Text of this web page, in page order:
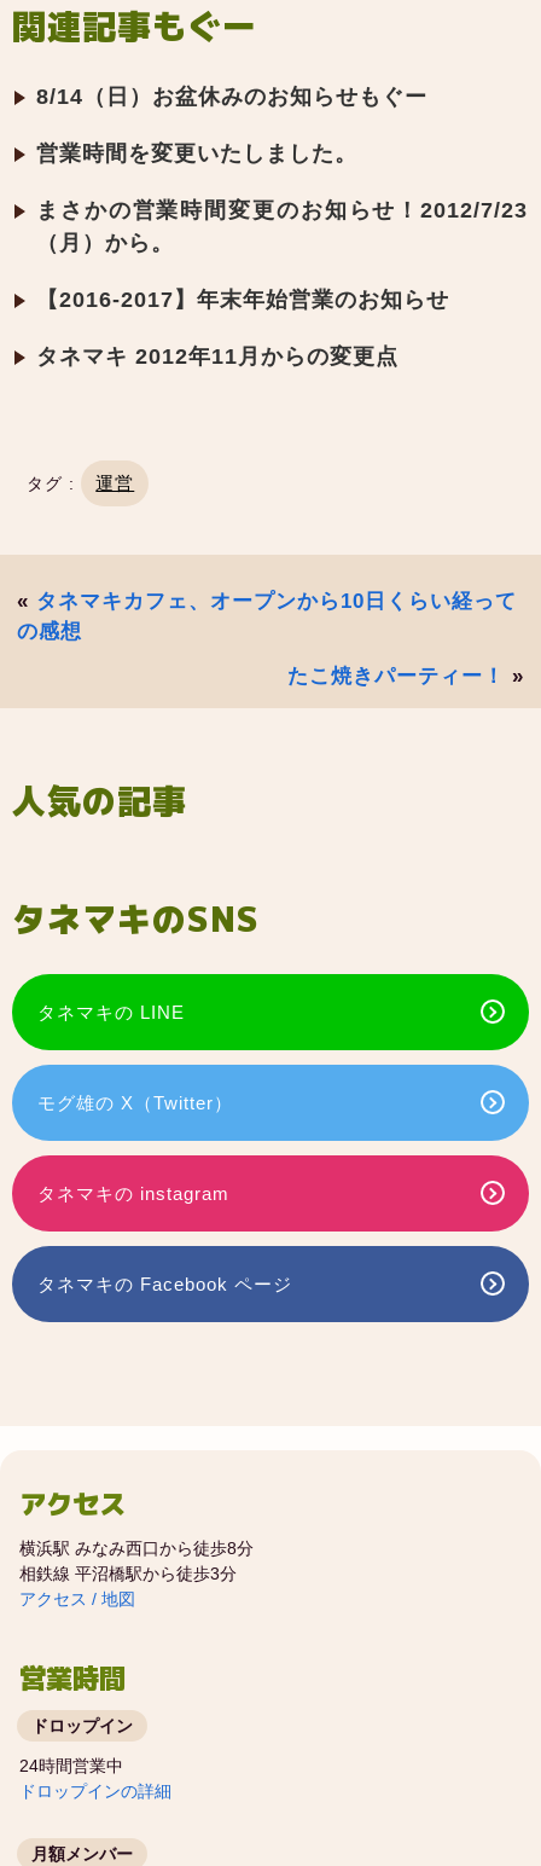
関連記事もぐー
8/14（日）お盆休みのお知らせもぐー
営業時間を変更いたしました。
まさかの営業時間変更のお知らせ！2012/7/23
（月）から。
【2016-2017】年末年始営業のお知らせ
タネマキ 2012年11月からの変更点
タグ : 運営
« タネマキカフェ、オープンから10日くらい経って
の感想
たこ焼きパーティー！
»
人気の記事
タネマキのSNS
タネマキの LINE
モグ雄の X（Twitter）
タネマキの instagram
タネマキの Facebook ページ
アクセス
横浜駅 みなみ西口から徒歩8分
相鉄線 平沼橋駅から徒歩3分
アクセス / 地図
営業時間
ドロップイン
24時間営業中
ドロップインの詳細
月額メンバー